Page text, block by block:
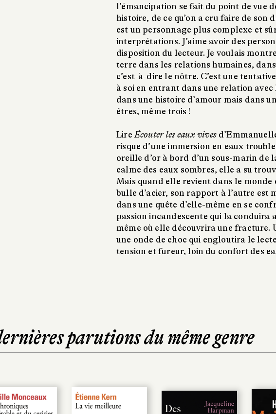
l’émancipation se fait du point de vue
histoire, de ce qu’on a cru faire de son
est un personnage plus complexe et
interprétations. J’aime avoir des
disposition du lecteur. Je voulais
terre dans les relations humaines,
c’est-à-dire le nôtre. C’est une
à soi en entrant dans une relation avec
dans une histoire d’amour mais dans
êtres, même trois !
Lire Écouter les eaux vives
risque d’une immersion en eaux
oreille d’or à bord d’un sous-marin de
calme des eaux sombres, elle a su
Mais quand elle revient dans le monde
bulle d’acier, son rapport à l’autre est
dans une quête d’elle-même en se
passion incandescente qui la conduira
même où elle découvrira une fracture.
une onde de choc qui engloutira le
tension et fureur, loin du confort des
parutions du même genre